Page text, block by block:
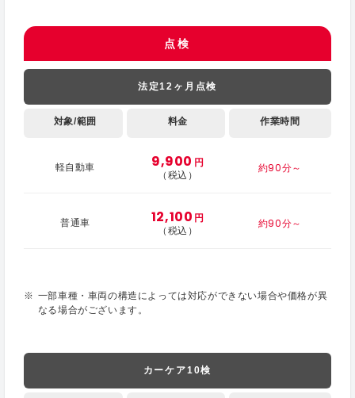
点検
法定12ヶ月点検
対象/範囲 料金 作業時間
軽自動車 9,900 円
（税込）
約90分～
普通車 12,100 円
（税込）
約90分～
一部車種・車両の構造によっては対応ができない場合や価格が異
なる場合がございます。
カーケア10検